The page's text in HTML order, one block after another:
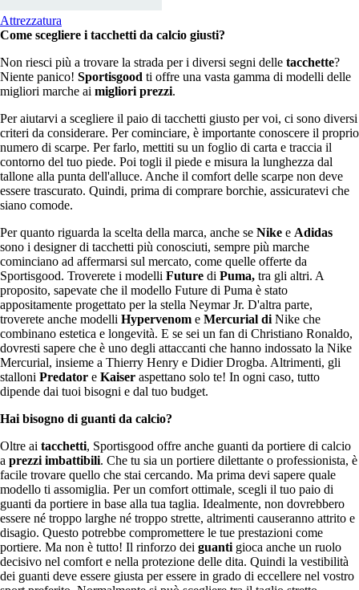
Attrezzatura
Come scegliere i tacchetti da calcio giusti?
Non riesci più a trovare la strada per i diversi segni delle tacchette?
Niente panico! Sportisgood ti offre una vasta gamma di modelli delle
migliori marche ai migliori prezzi.
Per aiutarvi a scegliere il paio di tacchetti giusto per voi, ci sono diversi
criteri da considerare. Per cominciare, è importante conoscere il proprio
numero di scarpe. Per farlo, mettiti su un foglio di carta e traccia il
contorno del tuo piede. Poi togli il piede e misura la lunghezza dal
tallone alla punta dell'alluce. Anche il comfort delle scarpe non deve
essere trascurato. Quindi, prima di comprare borchie, assicuratevi che
siano comode.
Per quanto riguarda la scelta della marca, anche se Nike e Adidas
sono i designer di tacchetti più conosciuti, sempre più marche
cominciano ad affermarsi sul mercato, come quelle offerte da
Sportisgood. Troverete i modelli Future di Puma, tra gli altri. A
proposito, sapevate che il modello Future di Puma è stato
appositamente progettato per la stella Neymar Jr. D'altra parte,
troverete anche modelli Hypervenom e Mercurial di Nike che
combinano estetica e longevità. E se sei un fan di Christiano Ronaldo,
dovresti sapere che è uno degli attaccanti che hanno indossato la Nike
Mercurial, insieme a Thierry Henry e Didier Drogba. Altrimenti, gli
stalloni Predator e Kaiser aspettano solo te! In ogni caso, tutto
dipende dai tuoi bisogni e dal tuo budget.
Hai bisogno di guanti da calcio?
Oltre ai tacchetti, Sportisgood offre anche guanti da portiere di calcio
a prezzi imbattibili. Che tu sia un portiere dilettante o professionista, è
facile trovare quello che stai cercando. Ma prima devi sapere quale
modello ti assomiglia. Per un comfort ottimale, scegli il tuo paio di
guanti da portiere in base alla tua taglia. Idealmente, non dovrebbero
essere né troppo larghe né troppo strette, altrimenti causeranno attrito e
disagio. Questo potrebbe compromettere le tue prestazioni come
portiere. Ma non è tutto! Il rinforzo dei guanti gioca anche un ruolo
decisivo nel comfort e nella protezione delle dita. Quindi la vestibilità
dei guanti deve essere giusta per essere in grado di eccellere nel vostro